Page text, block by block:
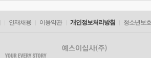
인재채용 이용약관 개인정보처리방침 청소년보